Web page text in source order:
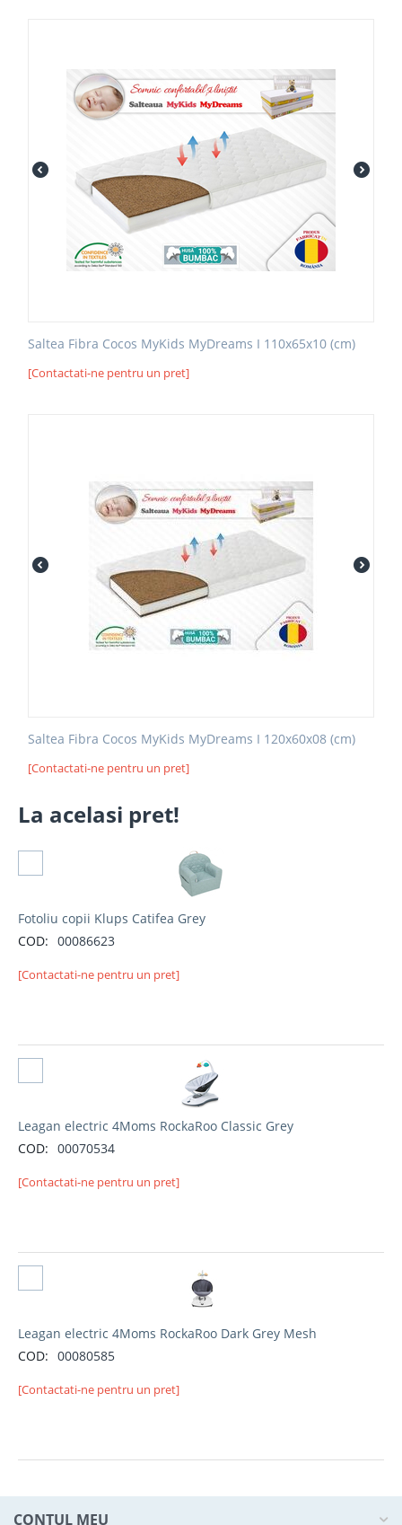
Saltea Fibra Cocos MyKids MyDreams I 110x65x10 (cm)
[Contactati-ne pentru un pret]
Saltea Fibra Cocos MyKids MyDreams I 120x60x08 (cm)
[Contactati-ne pentru un pret]
La acelasi pret!
Fotoliu copii Klups Catifea Grey
COD: 00086623
[Contactati-ne pentru un pret]
Leagan electric 4Moms RockaRoo Classic Grey
COD: 00070534
[Contactati-ne pentru un pret]
Leagan electric 4Moms RockaRoo Dark Grey Mesh
COD: 00080585
[Contactati-ne pentru un pret]
CONTUL MEU